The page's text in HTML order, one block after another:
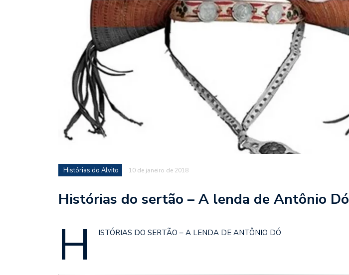
Histórias do Alvito 10 de janeiro de 2018
Histórias do sertão – A lenda de Antônio Dó
H ISTÓRIAS DO SERTÃO – A LENDA DE ANTÔNIO DÓ